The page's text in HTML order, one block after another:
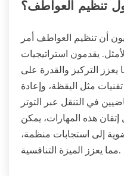
تنظيم العواطف؟
أن تنظيم العواطف أمر
يقدمون استراتيجيات
يعزز التركيز والقدرة على
مثل اليقظة، وإعادة
في التنقل عبر التوتر
هذه المهارات، يمكن
إلى استجابات منظمة،
مما يعزز الميزة التنافسية.